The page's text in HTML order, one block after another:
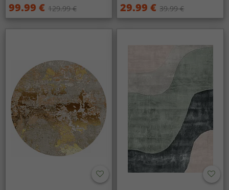
99.99 € 129.99 € 29.99 € 39.99 €